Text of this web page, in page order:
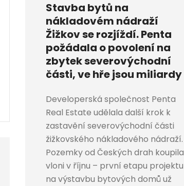
Stavba bytů na
nákladovém nádraží
Žižkov se rozjíždí. Penta
požádala o povolení na
zbytek severovýchodní
části, ve hře jsou miliardy
Developerská společnost Penta
Real Estate udělala další krok k
zastavění severovýchodní části
žižkovského nákladového nádraží.
Pozemky od Českých drah koupila
vloni v říjnu – první etapu projektu
na výstavbu bytových domů už